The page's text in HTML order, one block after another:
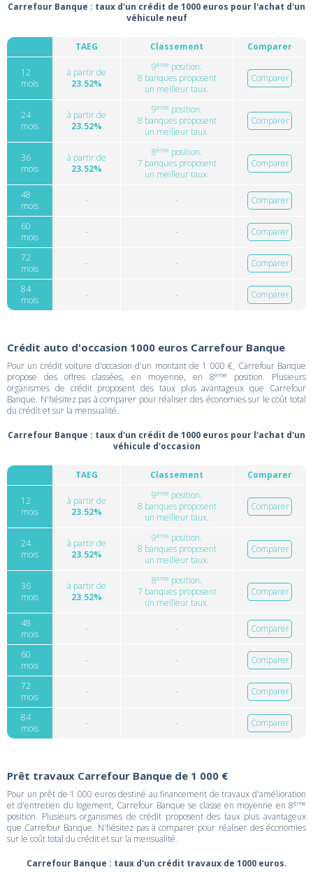
Carrefour Banque : taux d'un crédit de 1000 euros pour l'achat d'un
véhicule neuf
TAEG Classement Comparer
12
mois
à partir de
23.52%
9ème position.
8 banques proposent
un meilleur taux.
Comparer
24
mois
à partir de
23.52%
9ème position.
8 banques proposent
un meilleur taux.
Comparer
36
mois
à partir de
23.52%
8ème position.
7 banques proposent
un meilleur taux.
Comparer
48
mois
- - Comparer
60
mois
- - Comparer
72
mois
- - Comparer
84
mois
- - Comparer
Crédit auto d'occasion 1000 euros Carrefour Banque
Pour un crédit voiture d'occasion d'un montant de 1 000 €, Carrefour Banque
propose des offres classées, en moyenne, en 8ème
position. Plusieurs
organismes de crédit proposent des taux plus avantageux que Carrefour
Banque. N'hésitez pas à comparer pour réaliser des économies sur le coût total
du crédit et sur la mensualité.
Carrefour Banque : taux d'un crédit de 1000 euros pour l'achat d'un
véhicule d'occasion
TAEG Classement Comparer
12
mois
à partir de
23.52%
9ème position.
8 banques proposent
un meilleur taux.
Comparer
24
mois
à partir de
23.52%
9ème position.
8 banques proposent
un meilleur taux.
Comparer
36
mois
à partir de
23.52%
8ème position.
7 banques proposent
un meilleur taux.
Comparer
48
mois
- - Comparer
60
mois
- - Comparer
72
mois
- - Comparer
84
mois
- - Comparer
Prêt travaux Carrefour Banque de 1 000 €
Pour un prêt de 1 000 euros destiné au financement de travaux d'amélioration
et d'entretien du logement, Carrefour Banque se classe en moyenne en 8ème
position. Plusieurs organismes de crédit proposent des taux plus avantageux
que Carrefour Banque. N'hésitez pas à comparer pour réaliser des économies
sur le coût total du crédit et sur la mensualité.
Carrefour Banque : taux d'un crédit travaux de 1000 euros.